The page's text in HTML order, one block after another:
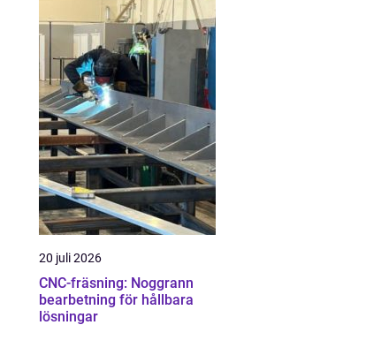
20 juli 2026
CNC-fräsning: Noggrann
bearbetning för hållbara
lösningar